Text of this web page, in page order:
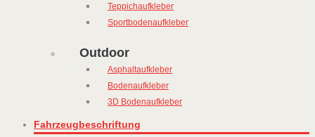
Teppichaufkleber
Sportbodenaufkleber
Outdoor
Asphaltaufkleber
Bodenaufkleber
3D Bodenaufkleber
Fahrzeugbeschriftung